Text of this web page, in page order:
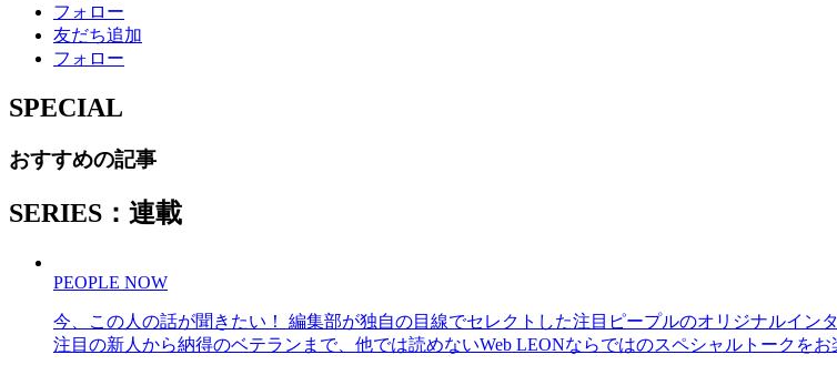
フォロー
友だち追加
フォロー
SPECIAL
おすすめの記事
SERIES：連載
PEOPLE NOW
今、この人の話が聞きたい！ 編集部が独自の目線でセレクトした注目ピープルのオリジナルイン
注目の新人から納得のベテランまで、他では読めないWeb LEONならではのスペシャルトークをお